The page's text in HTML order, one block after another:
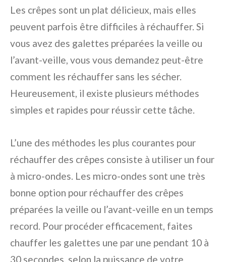
Les crêpes sont un plat délicieux, mais elles
peuvent parfois être difficiles à réchauffer. Si
vous avez des galettes préparées la veille ou
l’avant-veille, vous vous demandez peut-être
comment les réchauffer sans les sécher.
Heureusement, il existe plusieurs méthodes
simples et rapides pour réussir cette tâche.
L’une des méthodes les plus courantes pour
réchauffer des crêpes consiste à utiliser un four
à micro-ondes. Les micro-ondes sont une très
bonne option pour réchauffer des crêpes
préparées la veille ou l’avant-veille en un temps
record. Pour procéder efficacement, faites
chauffer les galettes une par une pendant 10 à
30 secondes, selon la puissance de votre